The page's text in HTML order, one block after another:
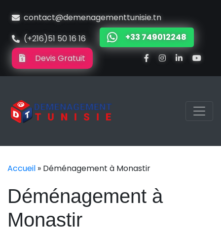
contact@demenagementtunisie.tn
(+216)51 50 16 16
+33 749012248
Devis Gratuit
Accueil » Déménagement à Monastir
Déménagement à
Monastir